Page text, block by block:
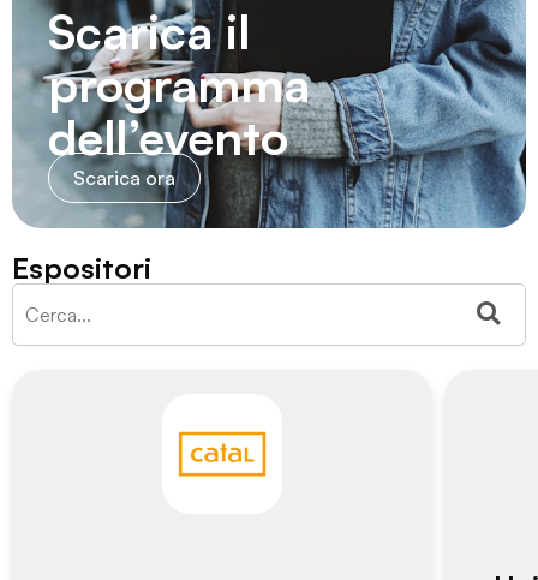
Scarica il
programma
dell’evento
Scarica ora
Espositori